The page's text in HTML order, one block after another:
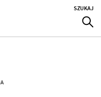
SZUKAJ